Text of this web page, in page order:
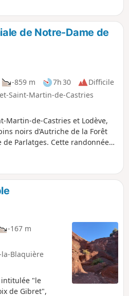
du Sud Larzac (pelouses
flore très riche et variée). Très
de Notre-Dame de
-859 m 7h 30
Difficile
Saint-Martin-de-Castries
Martin-de-Castries et Lodève,
noirs d’Autriche de la Forêt
de Parlatges. Cette randonnée
en particulier le Cirque du Bout
- le Plateau de
la Lergue, - le Lac du Salagou, -
du Lion (Mont Saint-Clair à
-167 m
la-Blaquière
intitulée "le
de Gibret",